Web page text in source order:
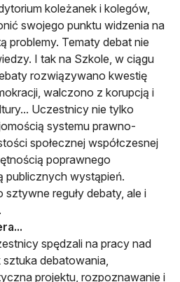
koleżanek i kolegów,
swojego punktu widzenia na
problemy. Tematy debat nie
I tak na Szkole, w ciągu
rozwiązywano kwestię
walczono z korupcją i
Uczestnicy nie tylko
systemu prawno-
społecznej współczesnej
poprawnego
publicznych wystąpień.
sztywne reguły debaty, ale i
spędzali na pracy nad
sztuka debatowania,
projektu, rozpoznawanie i